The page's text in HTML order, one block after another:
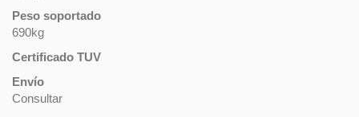
Peso soportado
690kg
Certificado TUV
Envío
Consultar